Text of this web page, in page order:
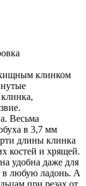
клинком
Весьма
в 3,7 мм
длины клинка
костей и хрящей.
удобна даже для
в любую ладонь. А